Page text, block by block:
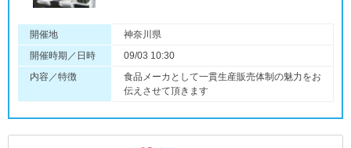
開催地
神奈川県
開催時期／日時
09/03 10:30
内容／特徴
食品メーカとして一貫生産販売体制の魅力をお
伝えさせて頂きます